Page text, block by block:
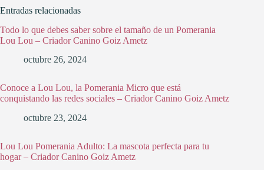
Entradas relacionadas
Todo lo que debes saber sobre el tamaño de un Pomerania
Lou Lou – Criador Canino Goiz Ametz
octubre 26, 2024
Conoce a Lou Lou, la Pomerania Micro que está
conquistando las redes sociales – Criador Canino Goiz Ametz
octubre 23, 2024
Lou Lou Pomerania Adulto: La mascota perfecta para tu
hogar – Criador Canino Goiz Ametz